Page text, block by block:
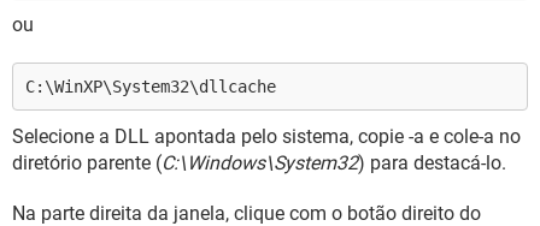
ou
C:\WinXP\System32\dllcache
Selecione a DLL apontada pelo sistema, copie -a e cole-a no
diretório parente (C:\Windows\System32) para destacá-lo.
Na parte direita da janela, clique com o botão direito do